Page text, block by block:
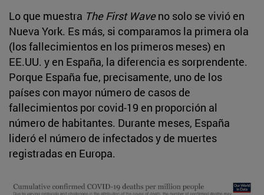
Lo que muestra The First Waveno solo se vivió en
Nueva York. Es más, si comparamos la primera ola
(los fallecimientos en los primeros meses) en
EE.UU. y en España, la diferencia es sorprendente.
Porque España fue, precisamente, uno de los
países con mayor número de casos de
fallecimientos por covid-19 en proporción al
número de habitantes. Durante meses, España
lideró el número de infectados y de muertes
registradas en Europa.